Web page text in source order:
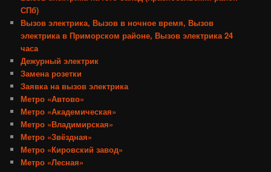
СПб)
Вызов электрика, Вызов в ночное время, Вызов
электрика в Приморском районе, Вызов электрика 24
часа
Дежурный электрик
Замена розетки
Заявка на вызов электрика
Метро «Автово»
Метро «Академическая»
Метро «Владимирская»
Метро «Звёздная»
Метро «Кировский завод»
Метро «Лесная»